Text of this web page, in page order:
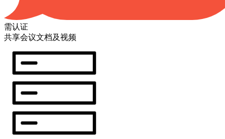
需认证
共享会议文档及视频